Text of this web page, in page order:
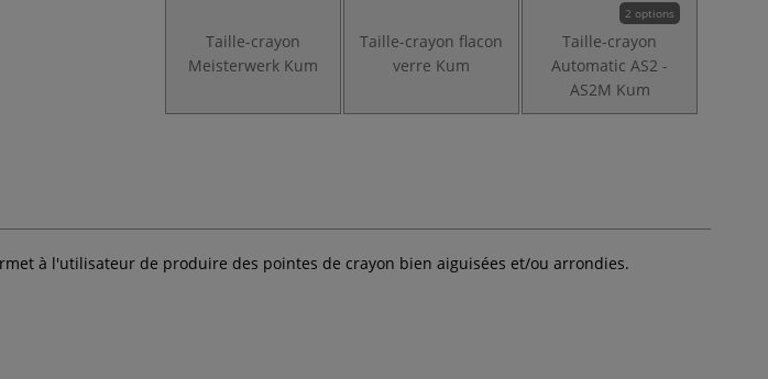
Taille-crayon
Meisterwerk Kum
Taille-crayon flacon
verre Kum
2 options
Taille-crayon
Automatic AS2 -
AS2M Kum
à l'utilisateur de produire des pointes de crayon bien aiguisées et/ou arrondies.